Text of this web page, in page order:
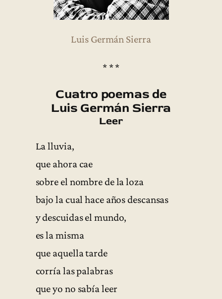
Luis Germán Sierra
* * *
Cuatro poemas de
Luis Germán Sierra
Leer
La lluvia,
que ahora cae
sobre el nombre de la loza
bajo la cual hace años descansas
y descuidas el mundo,
es la misma
que aquella tarde
corría las palabras
que yo no sabía leer